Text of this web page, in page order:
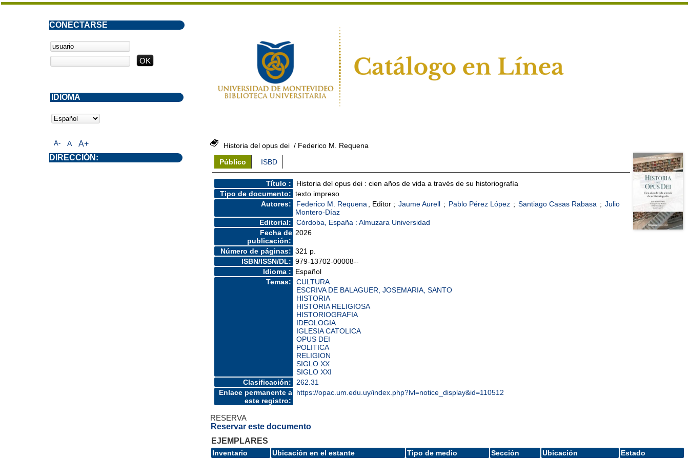
Historia del opus dei / Federico M. Requena
Público
ISBD
Título :
Historia del opus dei : cien años de vida a través de su historiografía
Tipo de documento: texto impreso
Autores:
Federico M. Requena , Editor ; Jaume Aurell ; Pablo Pérez López ; Santiago Casas Rabasa ; Julio
Montero-Díaz
Editorial:
Córdoba, España : Almuzara Universidad
Fecha de
publicación:
2026
Número de páginas: 321 p.
ISBN/ISSN/DL: 979-13702-00008--
Idioma :
Español
Temas:
CULTURA
ESCRIVA DE BALAGUER, JOSEMARIA, SANTO
HISTORIA
HISTORIA RELIGIOSA
HISTORIOGRAFIA
IDEOLOGIA
IGLESIA CATOLICA
OPUS DEI
POLITICA
RELIGION
SIGLO XX
SIGLO XXI
Clasificación:
262.31
Enlace permanente a
este registro:
https://opac.um.edu.uy/index.php?lvl=notice_display&id=110512
RESERVA
Reservar este documento
EJEMPLARES
Inventario Ubicación en el estante Tipo de medio Sección Ubicación Estado
A- A A+
CONECTARSE
DIRECCIÓN:
IDIOMA